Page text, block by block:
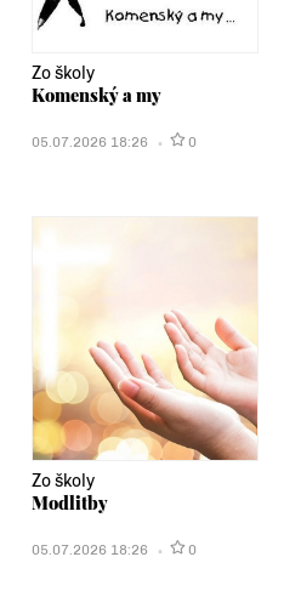
Zo školy
Komenský a my
05.07.2026 18:26 0
Zo školy
Modlitby
05.07.2026 18:26 0